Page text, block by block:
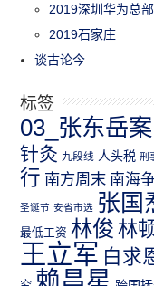
2019深圳华为总部
2019石家庄
谈古论今
标签
03_张东岳案
针灸 九段线 人头税 刑
行 南方周末 南海
圣诞节 安省市选 张国
最低工资 林俊 林
王立军 白求